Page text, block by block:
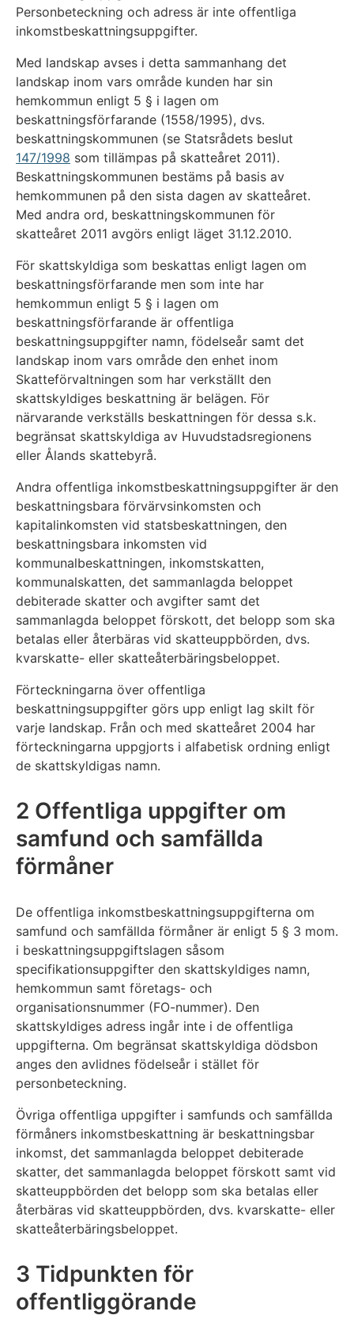
Personbeteckning och adress är inte offentliga
inkomstbeskattningsuppgifter.
Med landskap avses i detta sammanhang det
landskap inom vars område kunden har sin
hemkommun enligt 5 § i lagen om
beskattningsförfarande (1558/1995), dvs.
beskattningskommunen (se Statsrådets beslut
147/1998 som tillämpas på skatteåret 2011).
Beskattningskommunen bestäms på basis av
hemkommunen på den sista dagen av skatteåret.
Med andra ord, beskattningskommunen för
skatteåret 2011 avgörs enligt läget 31.12.2010.
För skattskyldiga som beskattas enligt lagen om
beskattningsförfarande men som inte har
hemkommun enligt 5 § i lagen om
beskattningsförfarande är offentliga
beskattningsuppgifter namn, födelseår samt det
landskap inom vars område den enhet inom
Skatteförvaltningen som har verkställt den
skattskyldiges beskattning är belägen. För
närvarande verkställs beskattningen för dessa s.k.
begränsat skattskyldiga av Huvudstadsregionens
eller Ålands skattebyrå.
Andra offentliga inkomstbeskattningsuppgifter är den
beskattningsbara förvärvsinkomsten och
kapitalinkomsten vid statsbeskattningen, den
beskattningsbara inkomsten vid
kommunalbeskattningen, inkomstskatten,
kommunalskatten, det sammanlagda beloppet
debiterade skatter och avgifter samt det
sammanlagda beloppet förskott, det belopp som ska
betalas eller återbäras vid skatteuppbörden, dvs.
kvarskatte- eller skatteåterbäringsbeloppet.
Förteckningarna över offentliga
beskattningsuppgifter görs upp enligt lag skilt för
varje landskap. Från och med skatteåret 2004 har
förteckningarna uppgjorts i alfabetisk ordning enligt
de skattskyldigas namn.
2 Offentliga uppgifter om
samfund och samfällda
förmåner
De offentliga inkomstbeskattningsuppgifterna om
samfund och samfällda förmåner är enligt 5 § 3 mom.
i beskattningsuppgiftslagen såsom
specifikationsuppgifter den skattskyldiges namn,
hemkommun samt företags- och
organisationsnummer (FO-nummer). Den
skattskyldiges adress ingår inte i de offentliga
uppgifterna. Om begränsat skattskyldiga dödsbon
anges den avlidnes födelseår i stället för
personbeteckning.
Övriga offentliga uppgifter i samfunds och samfällda
förmåners inkomstbeskattning är beskattningsbar
inkomst, det sammanlagda beloppet debiterade
skatter, det sammanlagda beloppet förskott samt vid
skatteuppbörden det belopp som ska betalas eller
återbäras vid skatteuppbörden, dvs. kvarskatte- eller
skatteåterbäringsbeloppet.
3 Tidpunkten för
offentliggörande